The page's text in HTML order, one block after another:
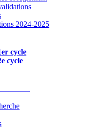
2024-2025
cycle
cycle